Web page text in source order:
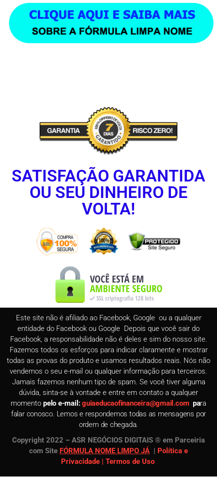
SATISFAÇÃO GARANTIDA
OU SEU DINHEIRO DE
VOLTA!
Este site não é afiliado ao Facebook, Google ou a qualquer
entidade do Facebook ou Google Depois que você sair do
Facebook, a responsabilidade não é deles e sim do nosso site.
Fazemos todos os esforços para indicar claramente e mostrar
todas as provas do produto e usamos resultados reais. Nós não
vendemos o seu e-mail ou qualquer informação para terceiros.
Jamais fazemos nenhum tipo de spam. Se você tiver alguma
dúvida, sinta-se à vontade e entre em contato a qualquer
momento pelo e-mail: guiaeducaofinanceira@gmail.compara
falar conosco. Lemos e respondemos todas as mensagens por
ordem de chegada.
Copyright 2022 – ASR NEGÓCIOS DIGITAIS ® em Parceiria
com Site FÓRMULA NOME LIMPO JÁ | Política e
Privacidade | Termos de Uso